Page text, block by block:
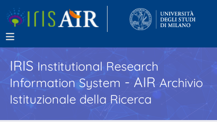
IRISInstitutional Research
Information System - AIR Archivio
Istituzionale della Ricerca